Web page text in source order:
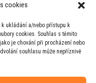
cookies
k ukládání a/nebo přístupu k
cookies. Souhlas s těmito
je chování při procházení nebo
souhlasu může nepříznivě
ve spolupráci s